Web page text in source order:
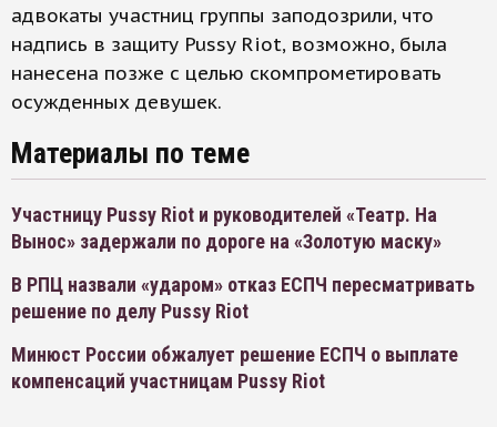
адвокаты участниц группы заподозрили, что
надпись в защиту Pussy Riot, возможно, была
нанесена позже с целью скомпрометировать
осужденных девушек.
Материалы по теме
Участницу Pussy Riot и руководителей «Театр. На
Вынос» задержали по дороге на «Золотую маску»
В РПЦ назвали «ударом» отказ ЕСПЧ пересматривать
решение по делу Pussy Riot
Минюст России обжалует решение ЕСПЧ о выплате
компенсаций участницам Pussy Riot